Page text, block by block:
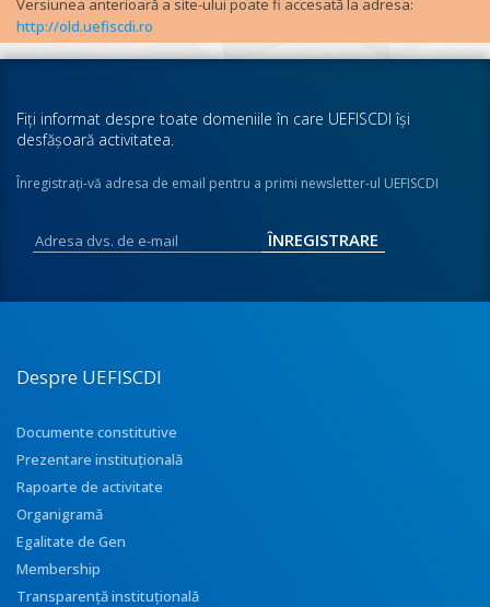
Versiunea anterioară a site-ului poate fi accesată la adresa:
http://old.uefiscdi.ro
Fiţi informat despre toate domeniile în care UEFISCDI îşi
desfăşoară activitatea.
Înregistraţi-vă adresa de email pentru a primi newsletter-ul UEFISCDI
Despre UEFISCDI
Documente constitutive
Prezentare instituţională
Rapoarte de activitate
Organigramă
Egalitate de Gen
Membership
Transparenţă instituţională